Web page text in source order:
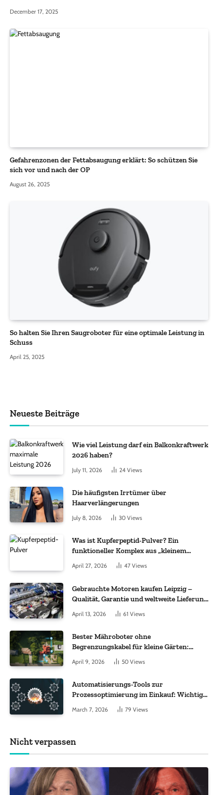
December 17, 2025
Gefahrenzonen der Fettabsaugung erklärt: So schützen Sie
sich vor und nach der OP
August 26, 2025
So halten Sie Ihren Saugroboter für eine optimale Leistung in
Schuss
April 25, 2025
Neueste Beiträge
Wie viel Leistung darf ein Balkonkraftwerk
2026 haben?
July 11, 2026 24 Views
Die häufigsten Irrtümer über
Haarverlängerungen
July 8, 2026 30 Views
Was ist Kupferpeptid-Pulver? Ein
funktioneller Komplex aus „kleinem
Molekül + Metall“
April 27, 2026 47 Views
Gebrauchte Motoren kaufen Leipzig –
Qualität, Garantie und weltweite Lieferung
April 13, 2026 61 Views
Bester Mähroboter ohne
Begrenzungskabel für kleine Gärten:
Worauf es bei 200 bis 500 m² wirklich
ankommt
April 9, 2026 50 Views
Automatisierungs-Tools zur
Prozessoptimierung im Einkauf: Wichtige
Funktionen, auf die Sie achten sollten
March 7, 2026 79 Views
Nicht verpassen